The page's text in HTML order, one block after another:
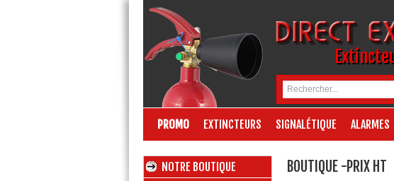
PROMO EXTINCTEURS SIGNALÉTIQUE ALARMES
NOTRE BOUTIQUE
BOUTIQUE -PRIX HT